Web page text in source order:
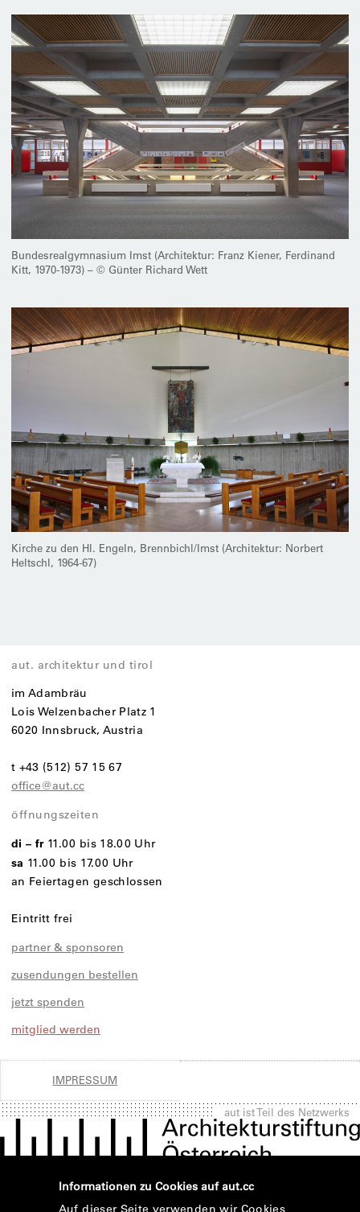
Bundesrealgymnasium Imst (Architektur: Franz Kiener, Ferdinand
Kitt, 1970-1973) – © Günter Richard Wett
Kirche zu den Hl. Engeln, Brennbichl/Imst (Architektur: Norbert
Heltschl, 1964-67)
aut. architektur und tirol
im Adambräu
Lois Welzenbacher Platz 1
6020 Innsbruck, Austria
t +43 (512) 57 15 67
office@aut.cc
öffnungszeiten
di – fr 11.00 bis 18.00 Uhr
sa 11.00 bis 17.00 Uhr
an Feiertagen geschlossen
Eintritt frei
partner & sponsoren
zusendungen bestellen
jetzt spenden
mitglied werden
IMPRESSUM
aut ist Teil des Netzwerks
Informationen zu Cookies auf aut.cc
Auf dieser Seite verwenden wir Cookies